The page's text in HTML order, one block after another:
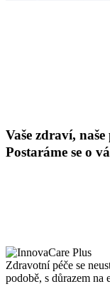
Vaše zdraví,
Postaráme se o
Zdravotní péče se
podobě, s důrazem na